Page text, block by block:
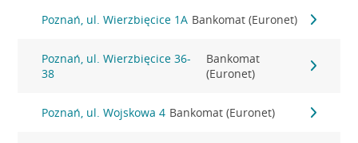
Poznań, ul. Wierzbięcice 1A Bankomat (Euronet)
Poznań, ul. Wierzbięcice 36-
38
Bankomat
(Euronet)
Poznań, ul. Wojskowa 4 Bankomat (Euronet)